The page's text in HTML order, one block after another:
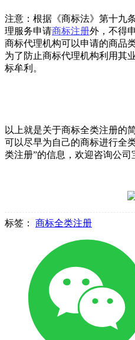
注意：根据《商标法》第十九
理服务申请商标注册外，不得
商标代理机构可以申请的商品
为了防止商标代理机构利用其
标牟利。
以上就是关于商标全类注册的
可以尽早为自己的商标进行全
类注册”的信息，欢迎咨询公司
标签： 商标全类注册